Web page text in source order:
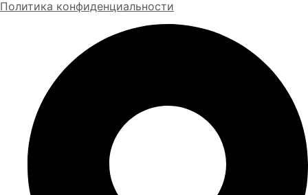
Политика конфиденциальности